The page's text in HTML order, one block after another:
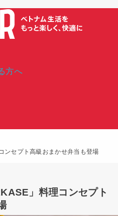
方へ
ンセプト高級おまかせ弁当も登場
」料理コンセプト